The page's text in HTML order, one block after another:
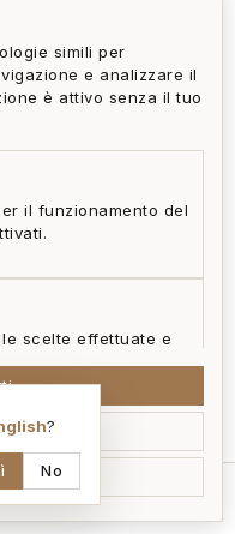
simili per
e analizzare il
è attivo senza il tuo
il funzionamento del
scelte effettuate e
interagiscono con il
?
No